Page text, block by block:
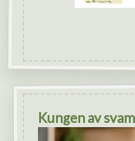
Kungen av